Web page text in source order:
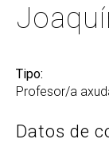
Tipo:
Profesor/a
Datos de